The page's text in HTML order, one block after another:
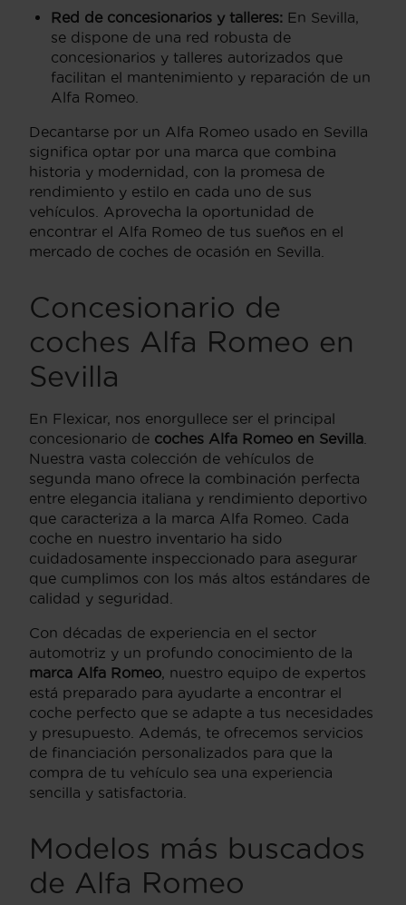
Red de concesionarios y talleres: En Sevilla,
se dispone de una red robusta de
concesionarios y talleres autorizados que
facilitan el mantenimiento y reparación de un
Alfa Romeo.
Decantarse por un Alfa Romeo usado en Sevilla
significa optar por una marca que combina
historia y modernidad, con la promesa de
rendimiento y estilo en cada uno de sus
vehículos. Aprovecha la oportunidad de
encontrar el Alfa Romeo de tus sueños en el
mercado de coches de ocasión en Sevilla.
Concesionario de
coches Alfa Romeo en
Sevilla
En Flexicar, nos enorgullece ser el principal
concesionario de coches Alfa Romeo en Sevilla
Nuestra vasta colección de vehículos de
segunda mano ofrece la combinación perfecta
entre elegancia italiana y rendimiento deportivo
que caracteriza a la marca Alfa Romeo. Cada
coche en nuestro inventario ha sido
cuidadosamente inspeccionado para asegurar
que cumplimos con los más altos estándares de
calidad y seguridad.
Con décadas de experiencia en el sector
automotriz y un profundo conocimiento de la
marca Alfa Romeo, nuestro equipo de expertos
está preparado para ayudarte a encontrar el
coche perfecto que se adapte a tus necesidades
y presupuesto. Además, te ofrecemos servicios
de financiación personalizados para que la
compra de tu vehículo sea una experiencia
sencilla y satisfactoria.
Modelos más buscados
de Alfa Romeo